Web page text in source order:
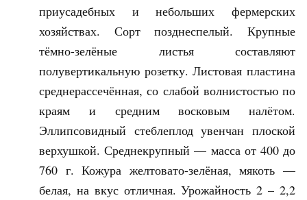
приусадебных и небольших фермерских
хозяйствах. Сорт позднеспелый. Крупные
тёмно-зелёные листья составляют
полувертикальную розетку. Листовая пластина
среднерассечённая, со слабой волнистостью по
краям и средним восковым налётом.
Эллипсовидный стеблеплод увенчан плоской
верхушкой. Среднекрупный — масса от 400 до
760 г. Кожура желтовато-зелёная, мякоть —
белая, на вкус отличная. Урожайность 2 – 2,2